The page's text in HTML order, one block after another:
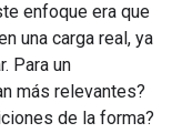
enfoque era que
una carga real, ya
Para un
más relevantes?
de la forma?